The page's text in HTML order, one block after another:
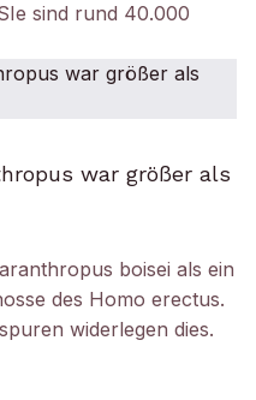
sind rund 40.000
war größer als
boisei als ein
des Homo erectus.
widerlegen dies.